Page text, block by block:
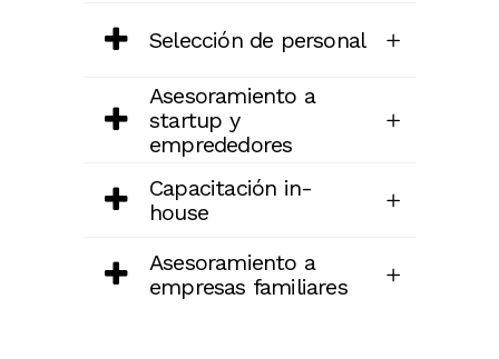
Selección de personal
Asesoramiento a
startup y
emprededores
Capacitación in-
house
Asesoramiento a
empresas familiares